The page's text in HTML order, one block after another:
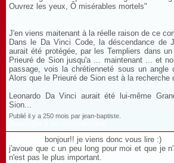
Ouvrez les yeux, Ô misérables mortels"
J'en viens maitenant à la réelle raison de ce
Dans le Da Vinci Code, la déscendance de
aurait été protégée, par les Templiers dans
Prieuré de Sion jusqu'a ... maintenant ... et
passage, vois la chrétienneté sous un angle
Alors que le Prieuré de Sion est à la recherche
Leonardo Da Vinci aurait été lui-même
Sion...
Publié il y a 250 mois par jean-baptiste.
bonjour!! je viens donc vous lire :)
j'avoue que c un peu long pour moi et que je
n'est pas le plus important.